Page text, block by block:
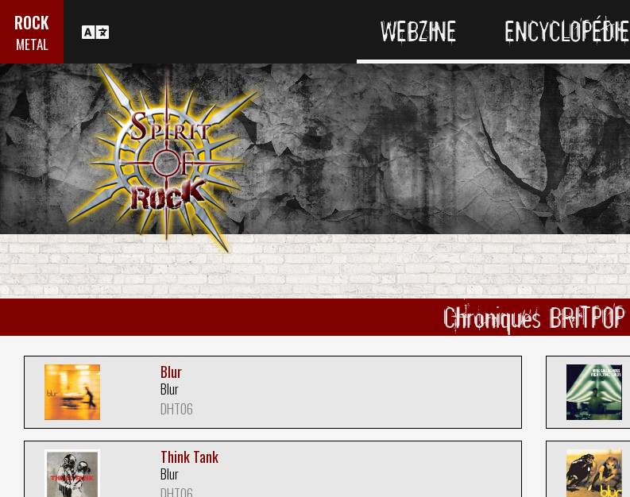
ROCK
METAL WEBZINE ENCYCLOPÉDIE
Chroniques BRITPOP
Blur
Blur
DHT06
Think Tank
Blur